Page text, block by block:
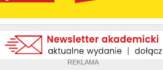
REKLAMA